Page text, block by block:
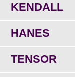
KENDALL
HANES
TENSOR